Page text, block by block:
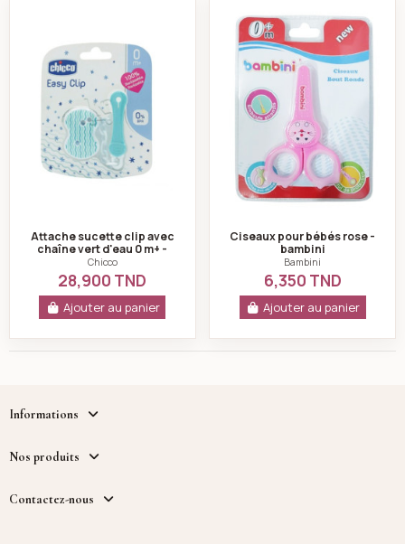
Attache sucette clip avec
chaîne vert d'eau 0 m+ -
chicco
Chicco
28,900 TND
Ajouter au panier
Ciseaux pour bébés rose -
bambini
Bambini
6,350 TND
Ajouter au panier
Informations
Nos produits
Contactez-nous